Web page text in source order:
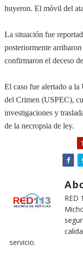
huyeron. El móvil del
La situación fue
posteriormente
confirmaron el deceso
El caso fue alertado a la
del Crimen (USPEC),
investigaciones y
de la necropsia de ley.
RED
servicio.